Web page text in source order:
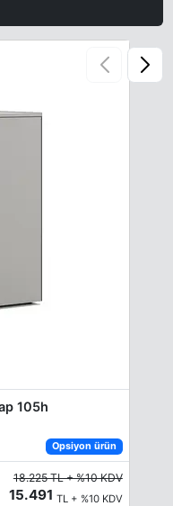
105h
Opsiyon ürün
18.225 TL + %10 KDV
15.491 TL + %10 KDV